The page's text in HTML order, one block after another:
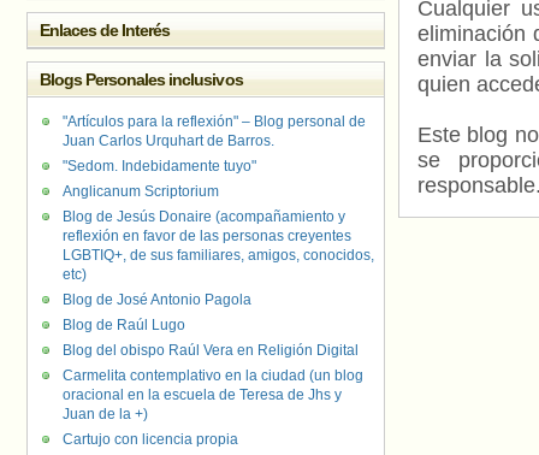
Cualquier
eliminación
enviar la
quien
Este blog
se
Enlaces de Interés
Blogs Personales inclusivos
"Artículos para la reflexión" – Blog personal de
Juan Carlos Urquhart de Barros.
"Sedom. Indebidamente tuyo"
Anglicanum Scriptorium
Blog de Jesús Donaire (acompañamiento y
reflexión en favor de las personas creyentes
LGBTIQ+, de sus familiares, amigos, conocidos,
etc)
Blog de José Antonio Pagola
Blog de Raúl Lugo
Blog del obispo Raúl Vera en Religión Digital
Carmelita contemplativo en la ciudad (un blog
oracional en la escuela de Teresa de Jhs y
Juan de la +)
Cartujo con licencia propia